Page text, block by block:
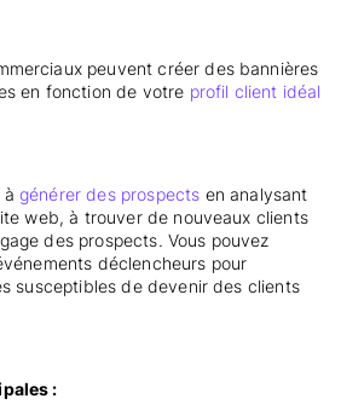
peuvent créer des bannières
en fonction de votre profil client idéal
àgénérer des prospects en analysant
web, à trouver de nouveaux clients
des prospects. Vous pouvez
déclencheurs pour
susceptibles de devenir des clients
: